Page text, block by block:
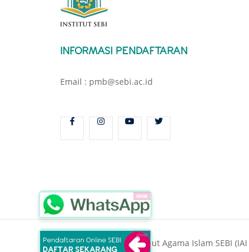
INFORMASI PENDAFTARAN
Email : pmb@sebi.ac.id
Copyright © 2025 Institut Agama Islam SEBI (IAI
close
close